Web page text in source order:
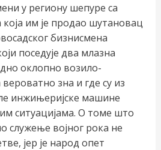
у региону шепуре са
им је продао шутановац
бизнисмена
поседује два млазна
оклопно возило-
зна и где су из
инжињеријске машине
ситуацијама. О томе што
служење војног рока не
јер је народ опет